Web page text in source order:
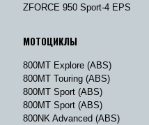
ZFORCE 950 Sport-4 EPS
МОТОЦИКЛЫ
800MT Explore (ABS)
800MT Touring (ABS)
800MT Sport (ABS)
800MT Sport (ABS)
800NK Advanced (ABS)